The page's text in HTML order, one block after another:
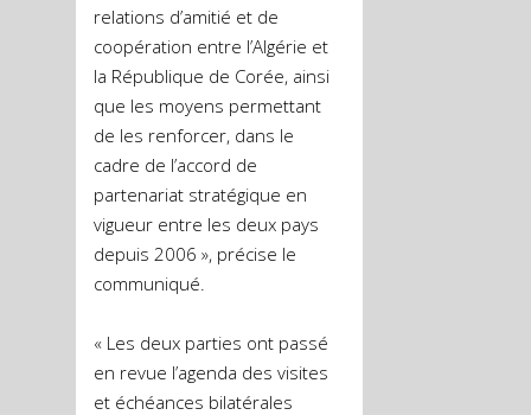
relations d’amitié et de
coopération entre l’Algérie et
la République de Corée, ainsi
que les moyens permettant
de les renforcer, dans le
cadre de l’accord de
partenariat stratégique en
vigueur entre les deux pays
depuis 2006 », précise le
communiqué.
« Les deux parties ont passé
en revue l’agenda des visites
et échéances bilatérales